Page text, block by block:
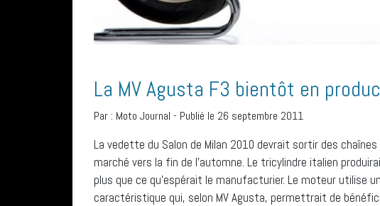
La MV Agusta F3 bientôt en
Par : Moto Journal - Publié le 26 septembre 2011
La vedette du Salon de Milan 2010 devrait sortir des
marché vers la fin de l’automne. Le tricylindre italien
plus que ce qu’espérait le manufacturier. Le moteur utilise
caractéristique qui, selon MV Agusta, permettrait de